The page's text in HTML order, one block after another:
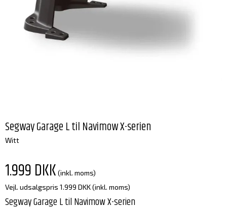
Segway Garage L til Navimow X-serien
Witt
1.999 DKK (inkl. moms)
Vejl. udsalgspris 1.999 DKK(inkl. moms)
Segway Garage L til Navimow X-serien